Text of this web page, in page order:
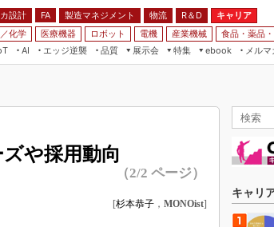
カ設計 FA 製造マネジメント 物流 R＆D
キャリア
化学 医療機器 ロボット 電機 産業機械 食品・薬品
AI
エッジ逆襲 品質
展示会
特集
VR／AR
フィールドサービス
ebook
FA
モビリティ
メルマ
や採用動向
（2/2 ページ）
[杉本恭子 ， MONOist]
キャリ